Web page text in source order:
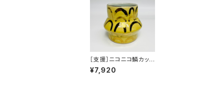
［支援］ニコニコ鱗カッ
プ きいろ
¥7,920